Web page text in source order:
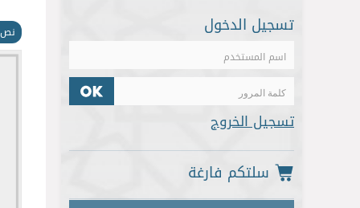
تسجيل الدخول
تسجيل الخروج